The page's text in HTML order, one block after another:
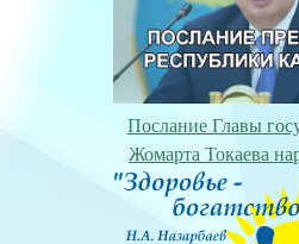
Послание Главы
Жомарта Токаева